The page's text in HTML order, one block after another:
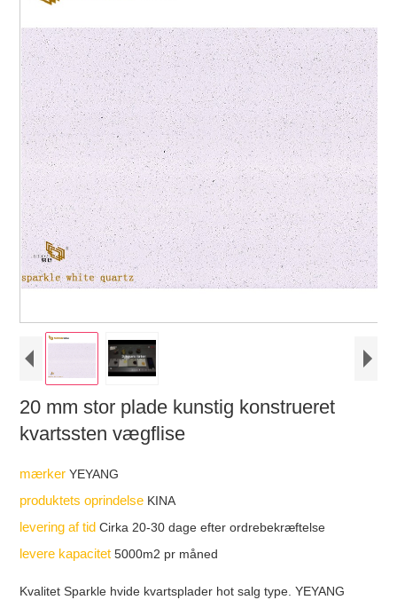
20 mm stor plade kunstig konstrueret
kvartssten vægflise
mærkerYEYANG
produktets oprindelse KINA
levering af tidCirka 20-30 dage efter ordrebekræftelse
levere kapacitet5000m2 pr måned
Kvalitet Sparkle hvide kvartsplader hot salg type. YEYANG